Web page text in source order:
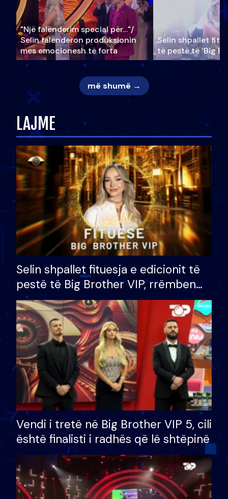
"Një falenderim special për…"/
Selin falënderon produksionin
mes emocionesh të forta
Selin shpallet
të pestë të ‘Big
më shumë →
LAJME
Selin shpallet fituesja e edicionit të
pestë të Big Brother VIP, rrëmben
çmimin e madh prej 100 mijë eurosh
Vendi i tretë në Big Brother VIP 5, cili
është finalisti i radhës që lë shtëpinë